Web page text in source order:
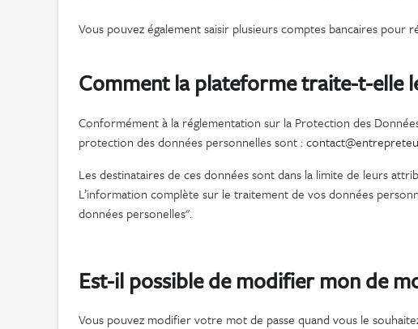
Vous pouvez également saisir plusieurs comptes bancaires
Comment la plateforme traite-t-elle
Conformément à la réglementation sur la Protection des
protection des données personnelles sont :
Les destinataires de ces données sont dans la limite de leurs
L’information complète sur le traitement de vos données
données personelles".
Est-il possible de modifier mon de
Vous pouvez modifier votre mot de passe quand vous le